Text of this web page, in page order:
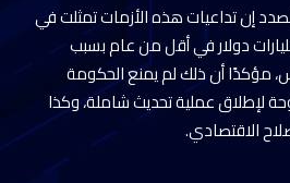
إن تداعيات هذه الأزمات تمثلت في
مصر ما يقرب من 7 مليارات دولار في أقل من عام بسبب
مؤكدًا أن ذلك لم يمنع الحكومة
لإطلاق عملية تحديث شاملة، وكذا
الاقتصادي.